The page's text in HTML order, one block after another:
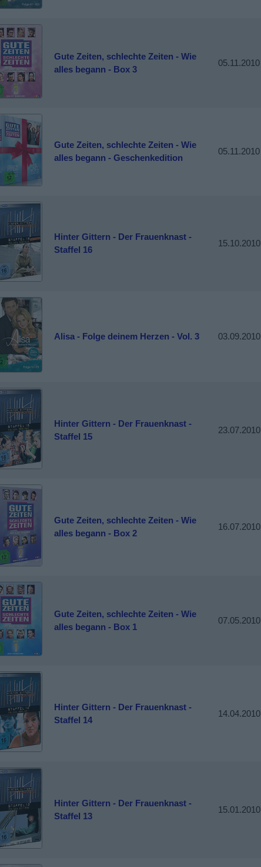
Gute Zeiten, schlechte Zeiten - Wie
alles begann - Box 3
05.11.2010
Gute Zeiten, schlechte Zeiten - Wie
alles begann - Geschenkedition
05.11.2010
Hinter Gittern - Der Frauenknast -
Staffel 16
15.10.2010
Alisa - Folge deinem Herzen - Vol. 3 03.09.2010
Hinter Gittern - Der Frauenknast -
Staffel 15
23.07.2010
Gute Zeiten, schlechte Zeiten - Wie
alles begann - Box 2
16.07.2010
Gute Zeiten, schlechte Zeiten - Wie
alles begann - Box 1
07.05.2010
Hinter Gittern - Der Frauenknast -
Staffel 14
14.04.2010
Hinter Gittern - Der Frauenknast -
Staffel 13
15.01.2010